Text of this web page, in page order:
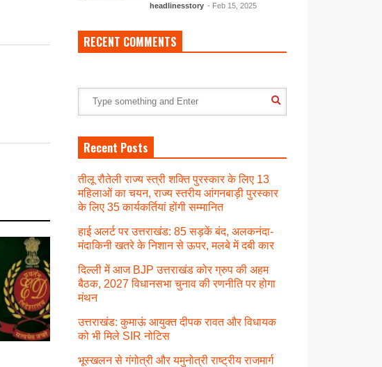
headlinesstory - Feb 15, 2025
RECENT COMMENTS
Recent Posts
तीलू रौतेली राज्य स्त्री शक्ति पुरस्कार के लिए 13
महिलाओं का चयन, राज्य स्तरीय आंगनबाड़ी पुरस्कार
के लिए 35 कार्यकर्तियां होंगी सम्मानित
हाई अलर्ट पर उत्तराखंड: 85 सड़कें बंद, अलकनंदा-
मंदाकिनी खतरे के निशान से ऊपर, मलबे में दबी कार
दिल्ली में आज BJP उत्तराखंड कोर ग्रुप की अहम
बैठक, 2027 विधानसभा चुनाव की रणनीति पर होगा
मंथन
उत्तराखंड: कुमाऊं आयुक्त दीपक रावत और विधायक
को भी मिले SIR नोटिस
भूस्खलन से गंगोत्री और यमुनोत्री राष्ट्रीय राजमार्ग